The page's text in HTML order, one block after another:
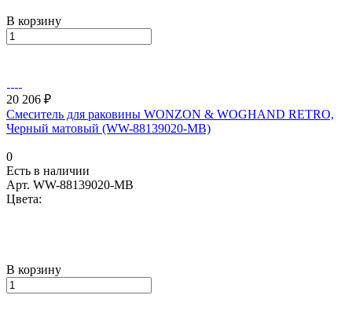
В корзину
20 206 ₽
Смеситель для раковины WONZON & WOGHAND RETRO,
Черный матовый (WW-88139020-MB)
0
Есть в наличии
Арт. WW-88139020-MB
Цвета:
В корзину